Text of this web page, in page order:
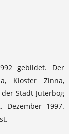
gebildet. Der
Kloster Zinna,
Stadt Jüterbog
Dezember 1997.